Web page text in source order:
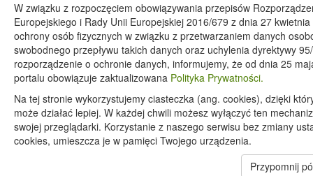
W związku z rozpoczęciem obowiązywania przepisów
Europejskiego i Rady Unii Europejskiej 2016/679 z dnia 27
ochrony osób fizycznych w związku z przetwarzaniem danych
swobodnego przepływu takich danych oraz uchylenia dyrektywy
rozporządzenie o ochronie danych, informujemy, że od dnia 25
portalu obowiązuje zaktualizowana Polityka Prywatności.
Na tej stronie wykorzystujemy ciasteczka (ang. cookies), dzięki
może działać lepiej. W każdej chwili możesz wyłączyć ten
swojej przeglądarki. Korzystanie z naszego serwisu bez zmiany
cookies, umieszcza je w pamięci Twojego urządzenia.
Przypomnij